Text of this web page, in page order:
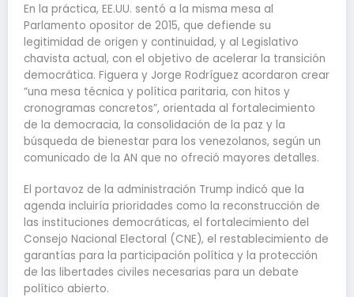
En la práctica, EE.UU. sentó a la misma mesa al
Parlamento opositor de 2015, que defiende su
legitimidad de origen y continuidad, y al Legislativo
chavista actual, con el objetivo de acelerar la transición
democrática. Figuera y Jorge Rodríguez acordaron crear
“una mesa técnica y política paritaria, con hitos y
cronogramas concretos”, orientada al fortalecimiento
de la democracia, la consolidación de la paz y la
búsqueda de bienestar para los venezolanos, según un
comunicado de la AN que no ofreció mayores detalles.
El portavoz de la administración Trump indicó que la
agenda incluiría prioridades como la reconstrucción de
las instituciones democráticas, el fortalecimiento del
Consejo Nacional Electoral (CNE), el restablecimiento de
garantías para la participación política y la protección
de las libertades civiles necesarias para un debate
político abierto.